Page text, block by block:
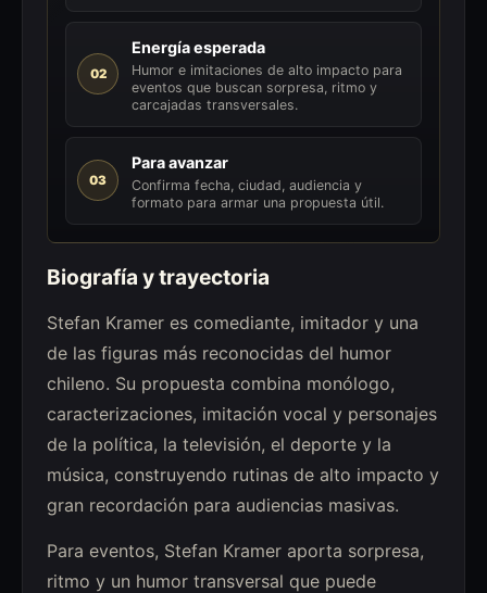
02
Energía esperada
Humor e imitaciones de alto impacto para
eventos que buscan sorpresa, ritmo y
carcajadas transversales.
03
Para avanzar
Confirma fecha, ciudad, audiencia y
formato para armar una propuesta útil.
Biografía y trayectoria
Stefan Kramer es comediante, imitador y una
de las figuras más reconocidas del humor
chileno. Su propuesta combina monólogo,
caracterizaciones, imitación vocal y personajes
de la política, la televisión, el deporte y la
música, construyendo rutinas de alto impacto y
gran recordación para audiencias masivas.
Para eventos, Stefan Kramer aporta sorpresa,
ritmo y un humor transversal que puede